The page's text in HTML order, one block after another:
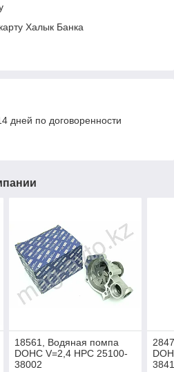
Халык Банка
дней по договоренности
18561, Водяная помпа
DOHC V=2,4 HPC 25100-
38002